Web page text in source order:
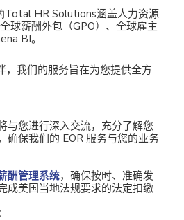
Total HR Solutions涵盖人力资源
球薪酬外包（GPO）、全球雇主
BI。
，我们的服务旨在为您提供全方
与您进行深入交流，充分了解您
确保我们的 EOR 服务与您的业务
酬管理系统，确保按时、准确发
成美国当地法规要求的法定扣缴